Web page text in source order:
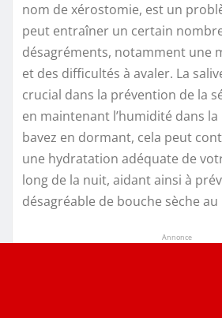
nom de xérostomie, est un
peut entraîner un certain
désagréments, notamment une
et des difficultés à avaler. La
crucial dans la prévention de la
en maintenant l’humidité dans la
bavez en dormant, cela peut
une hydratation adéquate de
long de la nuit, aidant ainsi à
désagréable de bouche sèche au
Annonce